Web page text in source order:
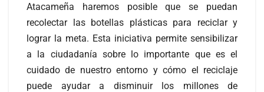
Atacameña haremos posible que se puedan
recolectar las botellas plásticas para reciclar y
lograr la meta. Esta iniciativa permite sensibilizar
a la ciudadanía sobre lo importante que es el
cuidado de nuestro entorno y cómo el reciclaje
puede ayudar a disminuir los millones de